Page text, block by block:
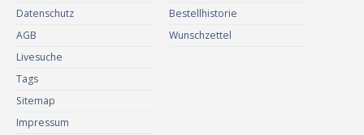
Datenschutz
AGB
Livesuche
Tags
Sitemap
Impressum
Bestellhistorie
Wunschzettel